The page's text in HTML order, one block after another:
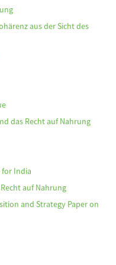
aus der Sicht des
das Recht auf Nahrung
India
auf Nahrung
and Strategy Paper on